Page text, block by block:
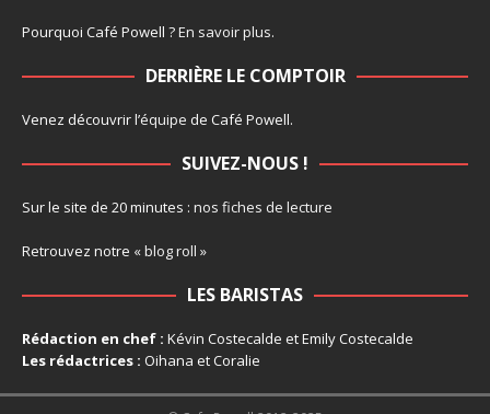
Pourquoi Café Powell ?En savoir plus.
DERRIÈRE LE COMPTOIR
Venez découvrir l’équipe de Café Powell.
SUIVEZ-NOUS !
Sur le site de 20 minutes : nos fiches de lecture
Retrouvez notre « blog roll »
LES BARISTAS
Rédaction en chef : Kévin Costecalde et Emily Costecalde
Les rédactrices : Oihana et Coralie